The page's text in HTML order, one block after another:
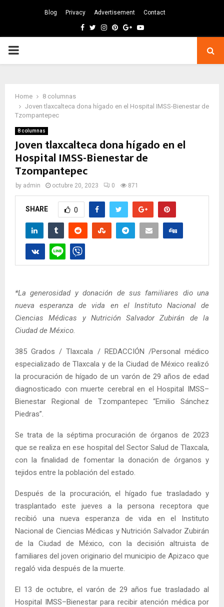
Blog Privacy Advertisement Contact
Facebook
TwitterInstagram
Pinterest
GoogleYoutube
PRIMARY
Home
8 columnas
Joven tlaxcalteca dona hígado en el Hospital IMSS-Bienestar de
Tzompantepec
8 columnas
Joven tlaxcalteca dona hígado en el
Hospital IMSS-Bienestar de
Tzompantepec
by admin octubre 20, 2023 0 871
SHARE 0
*La generosidad y donación de sus familiares dio una
nueva esperanza de vida en el Instituto Nacional de
Ciencias Médicas y Nutrición Salvador Zubirán de la
Ciudad de México.
385 Grados / Tlaxcala / REDACCIÓN /Personal médico
especializado de Tlaxcala y de la Ciudad de México realizó
la procuración de hígado de un varón de 29 años de edad
diagnosticado con muerte cerebral en el Hospital IMSS–
Bienestar Regional de Tzompantepec “Emilio Sánchez
Piedras”.
Se trata de la séptima procuración de órganos de 2023
que se realiza en ese hospital del Sector Salud de Tlaxcala,
con la finalidad de fomentar la donación de órganos y
tejidos entre la población del estado.
Después de la procuración, el hígado fue trasladado y
trasplantado este jueves a la persona receptora que
recibió una nueva esperanza de vida en el Instituto
Nacional de Ciencias Médicas y Nutrición Salvador Zubirán
de la Ciudad de México, con la decisión altruista de
familiares del joven originario del municipio de Apizaco que
regaló vida después de la muerte.
El 13 de octubre, el varón de 29 años fue trasladado al
Hospital IMSS–Bienestar para recibir atención médica por